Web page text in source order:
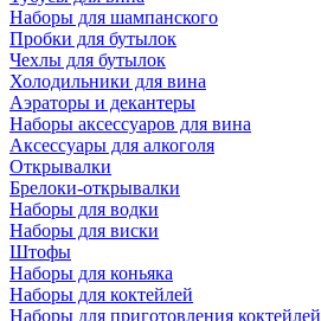
Наборы для шампанского
Пробки для бутылок
Чехлы для бутылок
Холодильники для вина
Аэраторы и декантеры
Наборы аксессуаров для вина
Аксессуары для алкоголя
Открывалки
Брелоки-открывалки
Наборы для водки
Наборы для виски
Штофы
Наборы для коньяка
Наборы для коктейлей
Наборы для приготовления коктейлей